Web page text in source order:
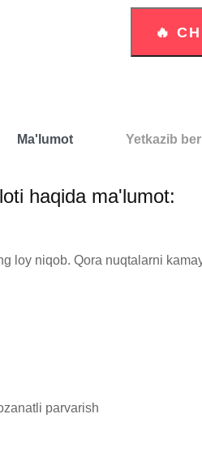
Ma'lumot Yetkazib
haqida ma'lumot:
loy niqob. Qora nuqtalarni
parvarish